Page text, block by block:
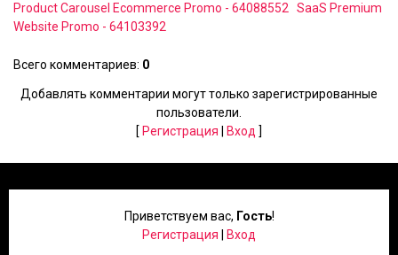
Product Carousel Ecommerce Promo - 64088552
SaaS Premium
Website Promo - 64103392
Всего комментариев: 0
Добавлять комментарии могут только зарегистрированные
пользователи.
[ Регистрация Вход ]
Приветствуем вас, Гость!
Регистрация
Вход